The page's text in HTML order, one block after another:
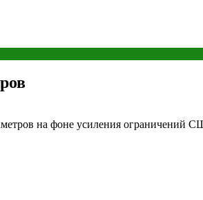
на фоне усиления ограничений